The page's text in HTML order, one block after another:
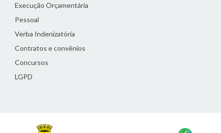
Execução Orçamentária
Pessoal
Verba Indenizatória
Contratos e convênios
Concursos
LGPD